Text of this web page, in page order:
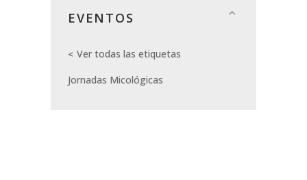
EVENTOS
Ver todas las etiquetas
Jornadas Micológicas